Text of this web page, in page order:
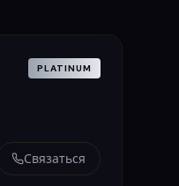
PLATINUM
Связаться